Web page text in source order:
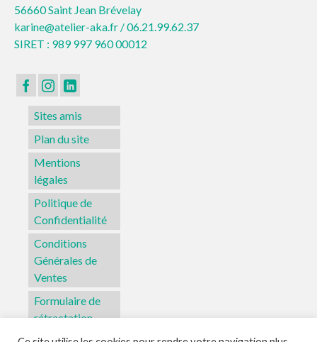
56660 Saint Jean Brévelay
karine@atelier-aka.fr /06.21.99.62.37
SIRET : 989 997 960 00012
Sites amis
Plan du site
Mentions
légales
Politique de
Confidentialité
Conditions
Générales de
Ventes
Formulaire de
rétractation